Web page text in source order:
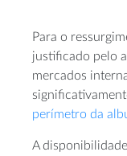
Para o
justificado pelo
mercados
perímetro da
A